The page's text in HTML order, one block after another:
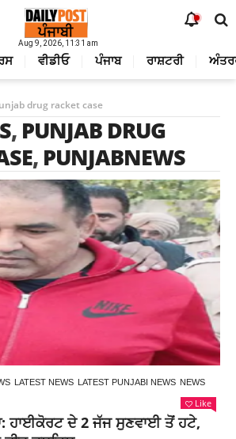
Aug 9, 2026, 11:31 am
ਵੀਡੀਓ ਪੰਜਾਬ ਰਾਸ਼ਟਰੀ
drug racket case
, PUNJAB DRUG
, PUNJABNEWS
LATEST NEWS LATEST PUNJABI NEWS NEWS
Like
ਹਾਈਕੋਰਟ ਦੇ 2 ਜੱਜ ਸੁਣਵਾਈ ਤੋਂ ਹਟੇ,